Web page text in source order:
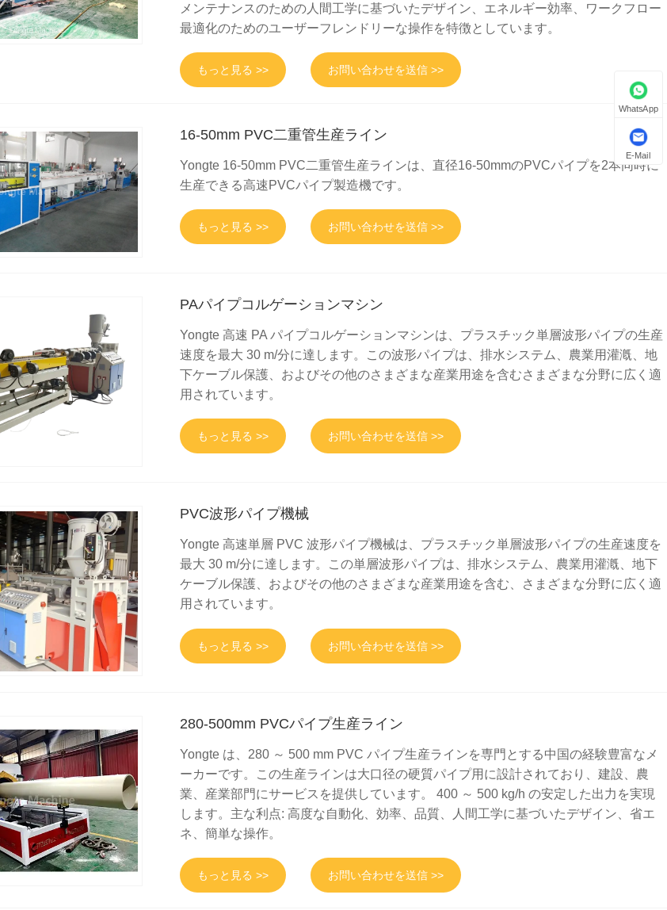
メンテナンスのための人間工学に基づいたデザイン、エネルギー効率、ワークフロー
最適化のためのユーザーフレンドリーな操作を特徴としています。
もっと見る >> お問い合わせを送信 >>
16-50mm PVC二重管生産ライン
Yongte 16-50mm PVC二重管生産ラインは、直径16-50mmのPVCパイプを2本同時に
生産できる高速PVCパイプ製造機です。
もっと見る >> お問い合わせを送信 >>
PAパイプコルゲーションマシン
Yongte 高速 PA パイプコルゲーションマシンは、プラスチック単層波形パイプの生産
速度を最大 30 m/分に達します。この波形パイプは、排水システム、農業用灌漑、地
下ケーブル保護、およびその他のさまざまな産業用途を含むさまざまな分野に広く適
用されています。
もっと見る >> お問い合わせを送信 >>
PVC波形パイプ機械
Yongte 高速単層 PVC 波形パイプ機械は、プラスチック単層波形パイプの生産速度を
最大 30 m/分に達します。この単層波形パイプは、排水システム、農業用灌漑、地下
ケーブル保護、およびその他のさまざまな産業用途を含む、さまざまな分野に広く適
用されています。
もっと見る >> お問い合わせを送信 >>
280-500mm PVCパイプ生産ライン
Yongte は、280 ～ 500 mm PVC パイプ生産ラインを専門とする中国の経験豊富なメ
ーカーです。この生産ラインは大口径の硬質パイプ用に設計されており、建設、農
業、産業部門にサービスを提供しています。 400 ～ 500 kg/h の安定した出力を実現
します。主な利点: 高度な自動化、効率、品質、人間工学に基づいたデザイン、省エ
ネ、簡単な操作。
もっと見る >> お問い合わせを送信 >>
WhatsApp
E-Mail